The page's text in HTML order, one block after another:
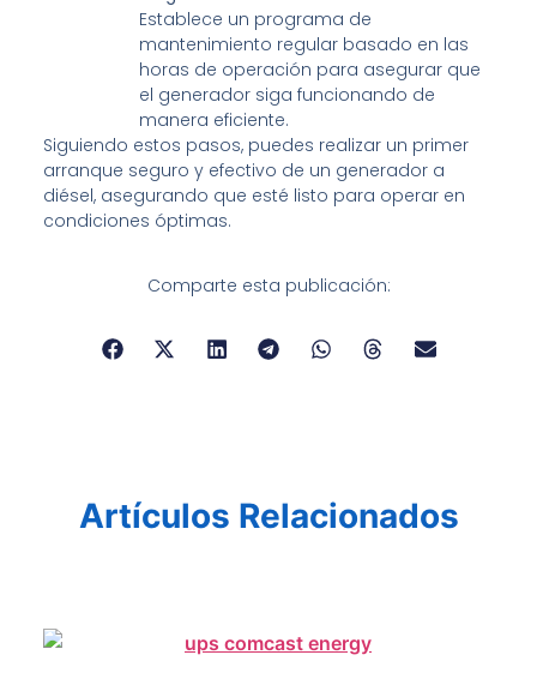
Establece un programa de
mantenimiento regular basado en las
horas de operación para asegurar que
el generador siga funcionando de
manera eficiente.
Siguiendo estos pasos, puedes realizar un primer
arranque seguro y efectivo de un generador a
diésel, asegurando que esté listo para operar en
condiciones óptimas.
Comparte esta publicación:
Artículos Relacionados